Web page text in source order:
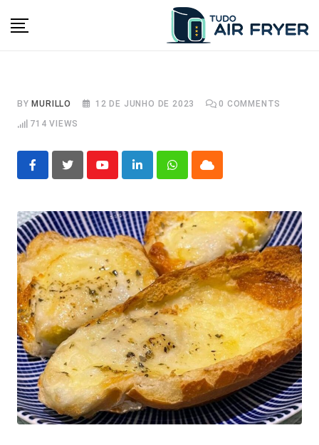
BY MURILLO 12 DE JUNHO DE 2023 0 COMMENTS
714 VIEWS
YoutubeLinkedInWhatsappCloud